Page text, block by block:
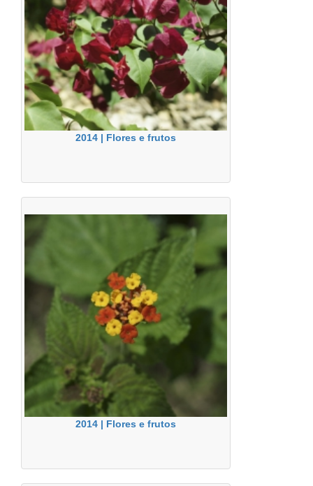
2014 | Flores e frutos
2014 | Flores e frutos